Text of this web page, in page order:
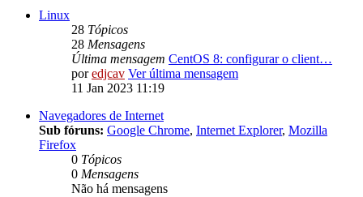
Linux
28 Tópicos
28 Mensagens
Última mensagem CentOS 8: configurar o client…
poredjcav Ver última mensagem
11 Jan 2023 11:19
Navegadores de Internet
Sub fóruns: Google Chrome, Internet Explorer, Mozilla
Firefox
0 Tópicos
0 Mensagens
Não há mensagens